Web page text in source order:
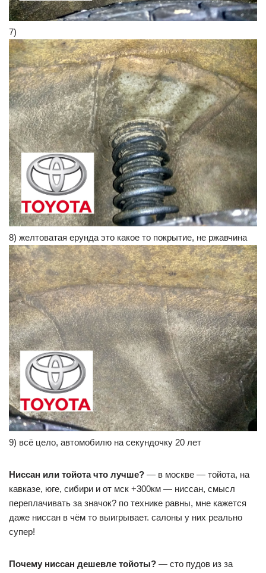
7)
8) желтоватая ерунда это какое то покрытие, не ржавчина
9) всё цело, автомобилю на секундочку 20 лет
Ниссан или тойота что лучше? — в москве — тойота, на
кавказе, юге, сибири и от мск +300км — ниссан, смысл
переплачивать за значок? по технике равны, мне кажется
даже ниссан в чём то выигрывает. салоны у них реально
супер!
Почему ниссан дешевле тойоты? — сто пудов из за